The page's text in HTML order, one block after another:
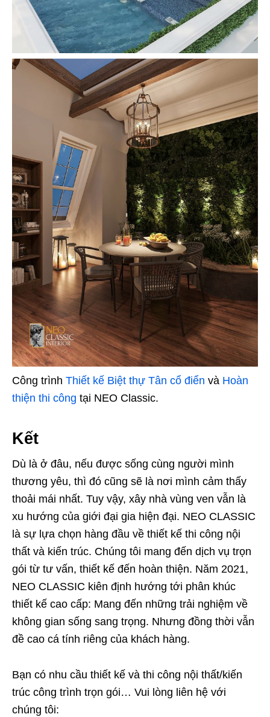
Công trình Thiết kế Biệt thự Tân cổ điển và Hoàn
thiện thi công tại NEO Classic.
Kết
Dù là ở đâu, nếu được sống cùng người mình
thương yêu, thì đó cũng sẽ là nơi mình cảm thấy
thoải mái nhất. Tuy vậy, xây nhà vùng ven vẫn là
xu hướng của giới đại gia hiện đại. NEO CLASSIC
là sự lựa chọn hàng đầu về thiết kế thi công nội
thất và kiến trúc. Chúng tôi mang đến dịch vụ trọn
gói từ tư vấn, thiết kế đến hoàn thiện. Năm 2021,
NEO CLASSIC kiên định hướng tới phân khúc
thiết kế cao cấp: Mang đến những trải nghiệm về
không gian sống sang trọng. Nhưng đồng thời vẫn
đề cao cá tính riêng của khách hàng.
Bạn có nhu cầu thiết kế và thi công nội thất/kiến
trúc công trình trọn gói… Vui lòng liên hệ với
chúng tôi: